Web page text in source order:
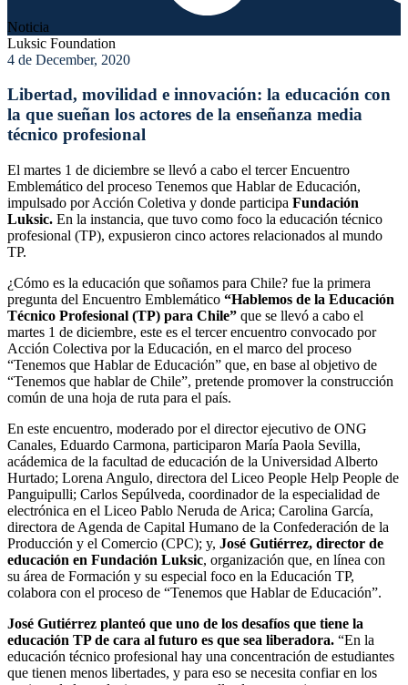
Noticia
Luksic Foundation
4 de December, 2020
Libertad, movilidad e innovación: la educación con
la que sueñan los actores de la enseñanza media
técnico profesional
El martes 1 de diciembre se llevó a cabo el tercer Encuentro
Emblemático del proceso Tenemos que Hablar de Educación,
impulsado por Acción Coletiva y donde participa Fundación
Luksic. En la instancia, que tuvo como foco la educación técnico
profesional (TP), expusieron cinco actores relacionados al mundo
TP.
¿Cómo es la educación que soñamos para Chile? fue la primera
pregunta del Encuentro Emblemático “Hablemos de la Educación
Técnico Profesional (TP) para Chile” que se llevó a cabo el
martes 1 de diciembre, este es el tercer encuentro convocado por
Acción Colectiva por la Educación, en el marco del proceso
“Tenemos que Hablar de Educación” que, en base al objetivo de
“Tenemos que hablar de Chile”, pretende promover la construcción
común de una hoja de ruta para el país.
En este encuentro, moderado por el director ejecutivo de ONG
Canales, Eduardo Carmona, participaron María Paola Sevilla,
acádemica de la facultad de educación de la Universidad Alberto
Hurtado; Lorena Angulo, directora del Liceo People Help People de
Panguipulli; Carlos Sepúlveda, coordinador de la especialidad de
electrónica en el Liceo Pablo Neruda de Arica; Carolina García,
directora de Agenda de Capital Humano de la Confederación de la
Producción y el Comercio (CPC); y, José Gutiérrez, director de
educación en Fundación Luksic, organización que, en línea con
su área de Formación y su especial foco en la Educación TP,
colabora con el proceso de “Tenemos que Hablar de Educación”.
José Gutiérrez planteó que uno de los desafíos que tiene la
educación TP de cara al futuro es que sea liberadora. “En la
educación técnico profesional hay una concentración de estudiantes
que tienen menos libertades, y para eso se necesita confiar en los